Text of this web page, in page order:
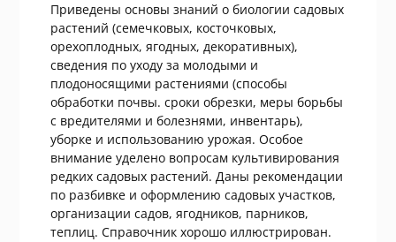
Приведены основы знаний о биологии садовых
растений (семечковых, косточковых,
орехоплодных, ягодных, декоративных),
сведения по уходу за молодыми и
плодоносящими растениями (способы
обработки почвы. сроки обрезки, меры борьбы
с вредителями и болезнями, инвентарь),
уборке и использованию урожая. Особое
внимание уделено вопросам культивирования
редких садовых растений. Даны рекомендации
по разбивке и оформлению садовых участков,
организации садов, ягодников, парников,
теплиц. Справочник хорошо иллюстрирован.